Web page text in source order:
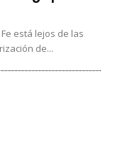
está lejos de las
de...